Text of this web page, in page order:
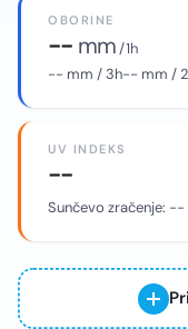
OBORINE
-- mm/ 1h
-- mm / 3h-- mm /
UV INDEKS
--
Sunčevo zračenje: --